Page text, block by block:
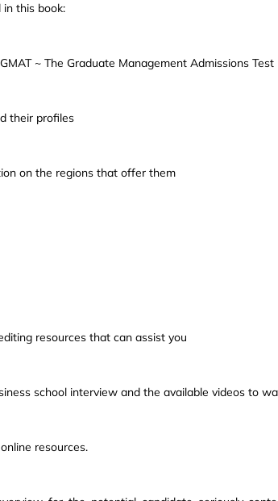
this book:
~ The Graduate Management Admissions Test
their profiles
on the regions that offer them
resources that can assist you
school interview and the available videos to
resources.